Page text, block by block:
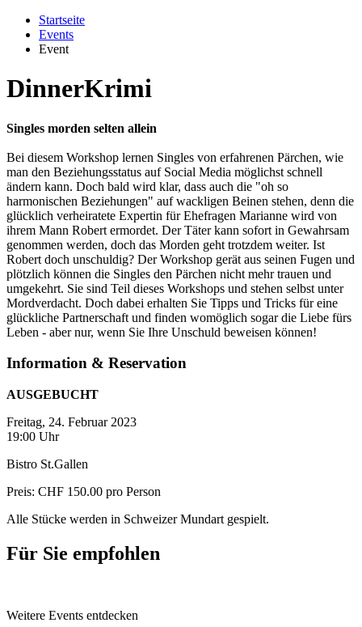
Startseite
Events
Event
DinnerKrimi
Singles morden selten allein
Bei diesem Workshop lernen Singles von erfahrenen Pärchen, wie
man den Beziehungsstatus auf Social Media möglichst schnell
ändern kann. Doch bald wird klar, dass auch die "oh so
harmonischen Beziehungen" auf wackligen Beinen stehen, denn die
glücklich verheiratete Expertin für Ehefragen Marianne wird von
ihrem Mann Robert ermordet. Der Täter kann sofort in Gewahrsam
genommen werden, doch das Morden geht trotzdem weiter. Ist
Robert doch unschuldig? Der Workshop gerät aus seinen Fugen und
plötzlich können die Singles den Pärchen nicht mehr trauen und
umgekehrt. Sie sind Teil dieses Workshops und stehen selbst unter
Mordverdacht. Doch dabei erhalten Sie Tipps und Tricks für eine
glückliche Partnerschaft und finden womöglich sogar die Liebe fürs
Leben - aber nur, wenn Sie Ihre Unschuld beweisen können!
Information & Reservation
AUSGEBUCHT
Freitag, 24. Februar 2023
19:00 Uhr
Bistro St.Gallen
Preis: CHF 150.00 pro Person
Alle Stücke werden in Schweizer Mundart gespielt.
Für Sie empfohlen
Weitere Events entdecken